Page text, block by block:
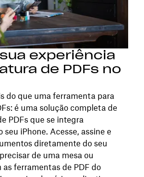
experiência
de PDFs no
do que uma ferramenta para
é uma solução completa de
PDFs que se integra
iPhone. Acesse, assine e
diretamente do seu
de uma mesa ou
as ferramentas de PDF do